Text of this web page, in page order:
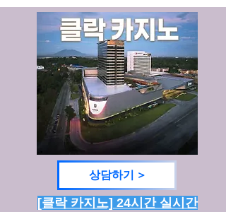
상담하기 >
[클락 카지노] 24시간 실시간